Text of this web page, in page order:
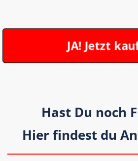
JA! Jetzt
Hast Du noch
Hier findest du